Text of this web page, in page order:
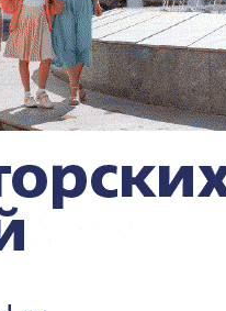
пунктов
требуют гарантий,
уран для создания
сохранить
полностью